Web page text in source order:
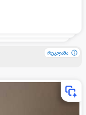
რეკლამა
რეკლამა
რეკლამა